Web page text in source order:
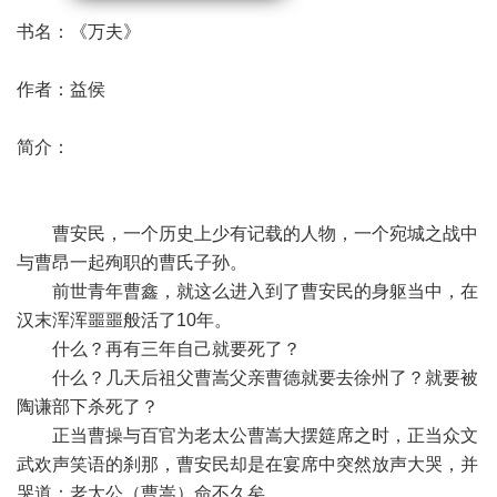
书名：《万夫》
作者：益侯
简介：
曹安民，一个历史上少有记载的人物，一个宛城之战中
与曹昂一起殉职的曹氏子孙。
前世青年曹鑫，就这么进入到了曹安民的身躯当中，在
汉末浑浑噩噩般活了10年。
什么？再有三年自己就要死了？
什么？几天后祖父曹嵩父亲曹德就要去徐州了？就要被
陶谦部下杀死了？
正当曹操与百官为老太公曹嵩大摆筵席之时，正当众文
武欢声笑语的刹那，曹安民却是在宴席中突然放声大哭，并
哭道：老太公（曹嵩）命不久矣。